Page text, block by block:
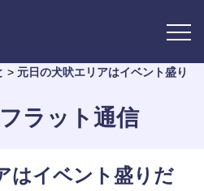
> 元日の犬吠エリアはイベント盛り
ラット通信
はイベント盛りだ